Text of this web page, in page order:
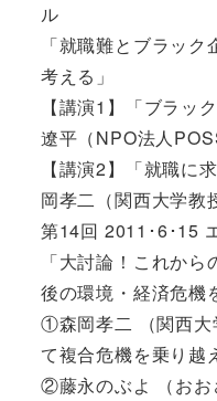
ル
「就職難とブラッ
考える」
【講演1】「ブラ
遼平（NPO法人
【講演2】「就職
岡孝二（関西大学教
第14回 2011･6･15
「大討論！これか
後の環境・経済危機
①森岡孝二 （関西大
て複合危機を乗
②藤永のぶよ （おお